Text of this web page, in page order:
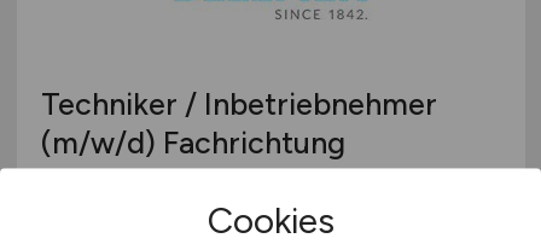
Techniker / Inbetriebnehmer
(m/w/d) Fachrichtung
Maschinenbau, Verfahrens-,
UmwelttechnikCookies